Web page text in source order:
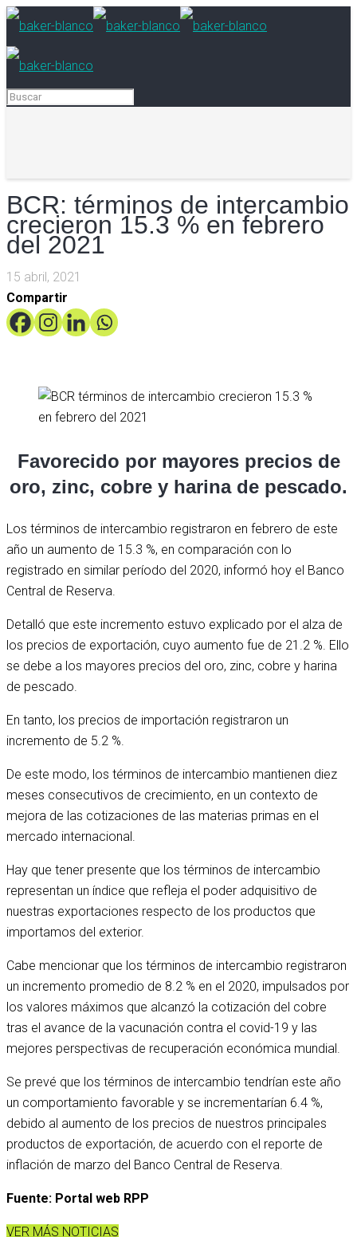
BCR: términos de intercambio
crecieron 15.3 % en febrero
del 2021
15 abril, 2021
Compartir
Favorecido por mayores precios de
oro, zinc, cobre y harina de pescado.
Los términos de intercambio registraron en febrero de este
año un aumento de 15.3 %, en comparación con lo
registrado en similar período del 2020, informó hoy el Banco
Central de Reserva.
Detalló que este incremento estuvo explicado por el alza de
los precios de exportación, cuyo aumento fue de 21.2 %. Ello
se debe a los mayores precios del oro, zinc, cobre y harina
de pescado.
En tanto, los precios de importación registraron un
incremento de 5.2 %.
De este modo, los términos de intercambio mantienen diez
meses consecutivos de crecimiento, en un contexto de
mejora de las cotizaciones de las materias primas en el
mercado internacional.
Hay que tener presente que los términos de intercambio
representan un índice que refleja el poder adquisitivo de
nuestras exportaciones respecto de los productos que
importamos del exterior.
Cabe mencionar que los términos de intercambio registraron
un incremento promedio de 8.2 % en el 2020, impulsados por
los valores máximos que alcanzó la cotización del cobre
tras el avance de la vacunación contra el covid-19 y las
mejores perspectivas de recuperación económica mundial.
Se prevé que los términos de intercambio tendrían este año
un comportamiento favorable y se incrementarían 6.4 %,
debido al aumento de los precios de nuestros principales
productos de exportación, de acuerdo con el reporte de
inflación de marzo del Banco Central de Reserva.
Fuente: Portal web RPP
VER MÁS NOTICIAS